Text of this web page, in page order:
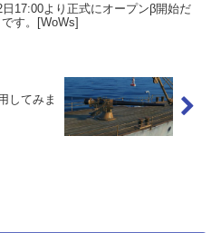
日17:00より正式にオープンβ開始だ
す。[WoWs]
してみま